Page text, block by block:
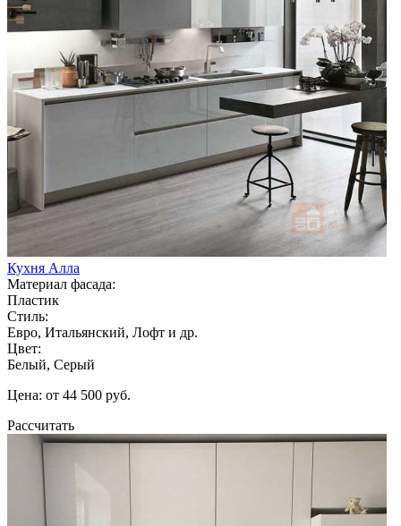
Кухня Алла
Материал фасада:
Пластик
Стиль:
Евро, Итальянский, Лофт и др.
Цвет:
Белый, Серый
Цена: от 44 500 руб.
Рассчитать